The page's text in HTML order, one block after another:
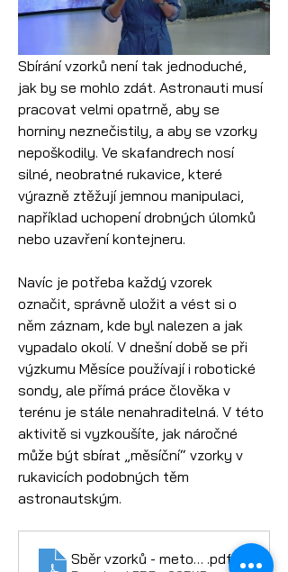
Sbírání vzorků není tak jednoduché,
jak by se mohlo zdát. Astronauti musí
pracovat velmi opatrně, aby se
horniny neznečistily, a aby se vzorky
nepoškodily. Ve skafandrech nosí
silné, neobratné rukavice, které
výrazně ztěžují jemnou manipulaci,
například uchopení drobných úlomků
nebo uzavření kontejneru.
Navíc je potřeba každý vzorek
označit, správně uložit a vést si o
něm záznam, kde byl nalezen a jak
vypadalo okolí. V dnešní době se při
výzkumu Měsíce používají i robotické
sondy, ale přímá práce člověka v
terénu je stále nenahraditelná. V této
aktivitě si vyzkoušíte, jak náročné
může být sbírat „měsíční“ vzorky v
rukavicích podobných těm
astronautským.
Sběr vzorků - metodika.pdf